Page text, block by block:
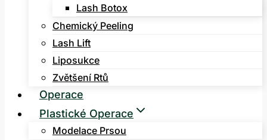
Lash Botox
Chemický Peeling
Lash Lift
Liposukce
Zvětšení Rtů
Operace
Plastické Operace
Modelace Prsou